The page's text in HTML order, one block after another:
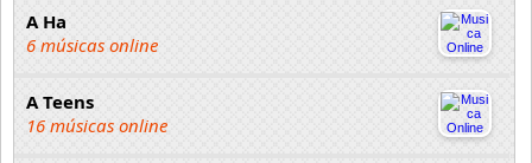
A Ha
6 músicas online
A Teens
16 músicas online